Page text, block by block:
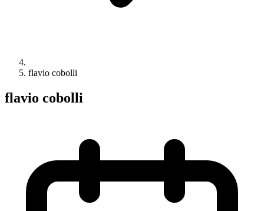
flavio cobolli
flavio cobolli